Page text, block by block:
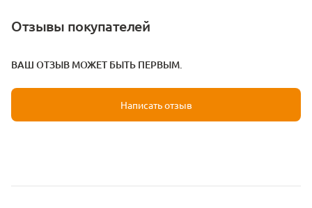
Отзывы покупателей
ВАШ ОТЗЫВ МОЖЕТ БЫТЬ ПЕРВЫМ.
Написать отзыв